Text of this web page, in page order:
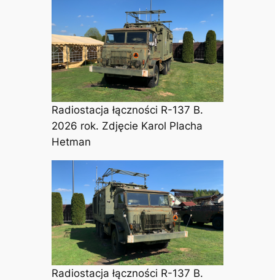
Radiostacja łączności R-137 B.
2026 rok. Zdjęcie Karol Placha
Hetman
Radiostacja łączności R-137 B.